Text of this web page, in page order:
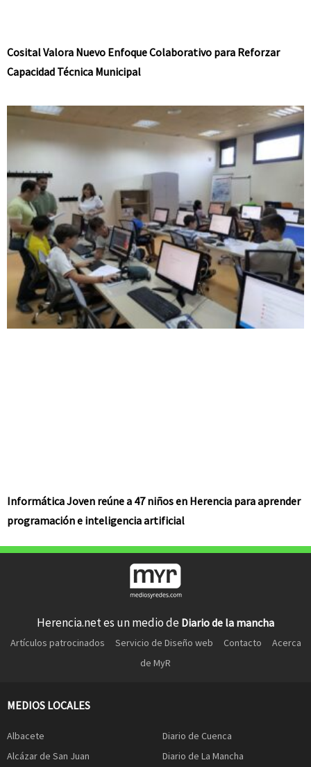
Cosital Valora Nuevo Enfoque Colaborativo para Reforzar
Capacidad Técnica Municipal
Informática Joven reúne a 47 niños en Herencia para aprender
programación e inteligencia artificial
Herencia.net es un medio de Diario de la mancha
Artículos patrocinados Servicio de Diseño web Contacto
Acerca
de MyR
MEDIOS LOCALES
Albacete
Alcázar de San Juan
Diario de Cuenca
Diario de La Mancha